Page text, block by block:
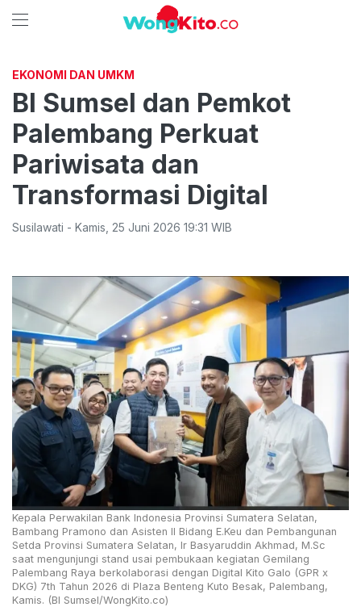
EKONOMI DAN UMKM
BI Sumsel dan Pemkot
Palembang Perkuat
Pariwisata dan
Transformasi Digital
Susilawati - Kamis 25 Juni 2026 19:31 WIB
Kepala Perwakilan Bank Indonesia Provinsi Sumatera Selatan,
Bambang Pramono dan Asisten II Bidang E.Keu dan Pembangunan
Setda Provinsi Sumatera Selatan, Ir Basyaruddin Akhmad, M.Sc
saat mengunjungi stand usai pembukaan kegiatan Gemilang
Palembang Raya berkolaborasi dengan Digital Kito Galo (GPR x
DKG) 7th Tahun 2026 di Plaza Benteng Kuto Besak, Palembang,
Kamis. (BI Sumsel/WongKito.co)